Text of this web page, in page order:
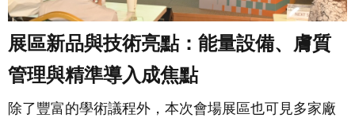
展區新品與技術亮點：能量設備、膚質
管理與精準導入成焦點
除了豐富的學術議程外，本次會場展區也可見多家廠